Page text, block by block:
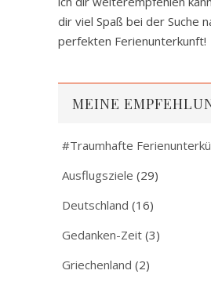
dir viel Spaß bei der Suche
perfekten Ferienunterkunft!
MEINE
#Traumhafte
Ausflugsziele (29)
Deutschland (16)
Gedanken-Zeit (3)
Griechenland (2)